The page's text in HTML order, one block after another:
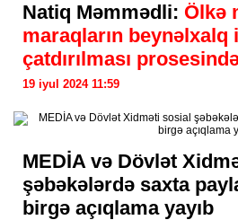
Natiq Məmmədli: Ölkə
maraqların
çatdırılması
19 iyul 2024 11:59
MEDİA və Dövlət
şəbəkələrdə saxta
birgə açıqlama yayıb